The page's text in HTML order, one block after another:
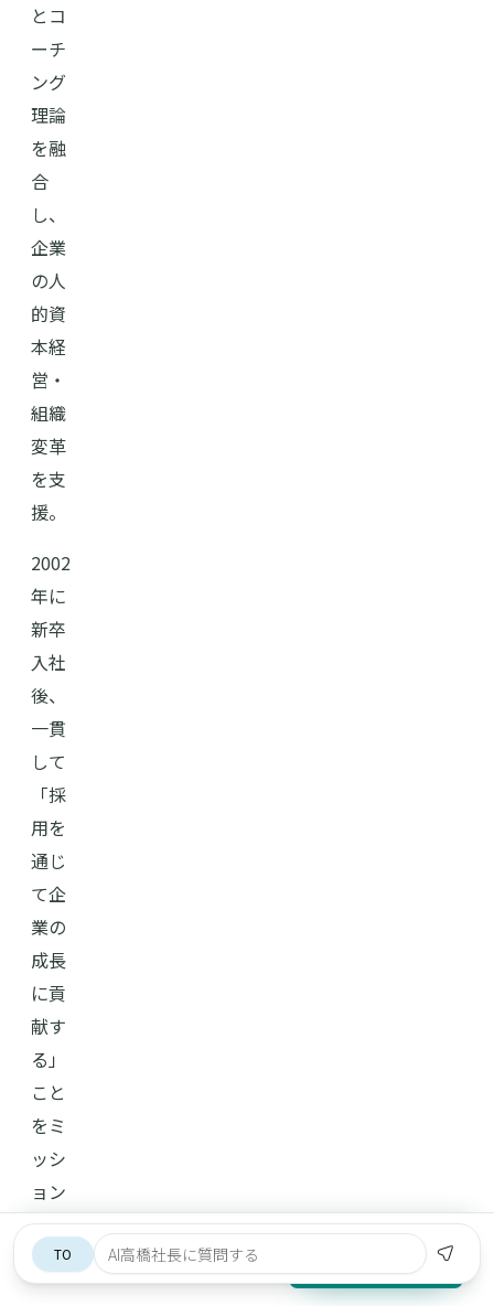
とコ
ーチ
ング
理論
を融
合
し、
企業
の人
的資
本経
営・
組織
変革
を支
援。
2002
年に
新卒
入社
後、
一貫
して
「採
用を
通じ
て企
業の
成長
に貢
献す
る」
こと
をミ
ッシ
ョン
に、
中小
企業
参加費無料・オンライン開催
3/3(火)（開催終了）
無料で相談する